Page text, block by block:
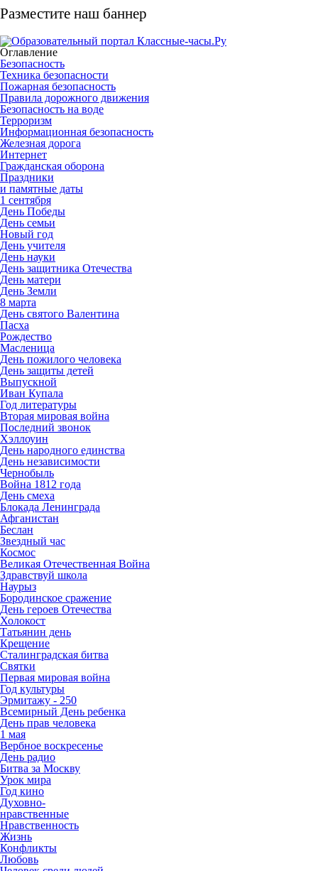
Разместите наш баннер
Оглавление
Безопасность
Техника безопасности
Пожарная безопасность
Правила дорожного движения
Безопасность на воде
Терроризм
Информационная безопасность
Железная дорога
Интернет
Гражданская оборона
Праздники
и памятные даты
1 сентября
День Победы
День семьи
Новый год
День учителя
День науки
День защитника Отечества
День матери
День Земли
8 марта
День святого Валентина
Пасха
Рождество
Масленица
День пожилого человека
День защиты детей
Выпускной
Иван Купала
Год литературы
Вторая мировая война
Последний звонок
Хэллоуин
День народного единства
День независимости
Чернобыль
Война 1812 года
День смеха
Блокада Ленинграда
Афганистан
Беслан
Звездный час
Космос
Великая Отечественная Война
Здравствуй школа
Наурыз
Бородинское сражение
День героев Отечества
Холокост
Татьянин день
Крещение
Сталинградская битва
Святки
Первая мировая война
Год культуры
Эрмитажу - 250
Всемирный День ребенка
День прав человека
1 мая
Вербное воскресенье
День радио
Битва за Москву
Урок мира
Год кино
Духовно-
нравственные
Нравственность
Жизнь
Конфликты
Любовь